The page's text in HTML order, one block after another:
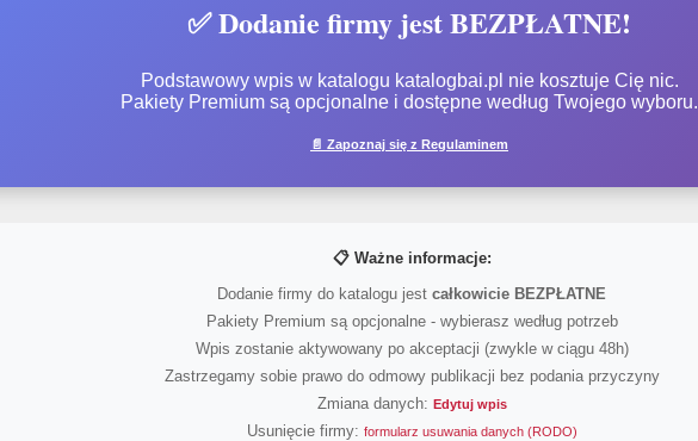
✅ Dodanie firmy jest BEZPŁATNE!
Podstawowy wpis w katalogu katalogbai.pl nie kosztuje Cię nic.
Pakiety Premium są opcjonalne i dostępne według Twojego wyboru.
📄 Zapoznaj się z Regulaminem
📋 Ważne informacje:
Dodanie firmy do katalogu jest całkowicie BEZPŁATNE
Pakiety Premium są opcjonalne - wybierasz według potrzeb
Wpis zostanie aktywowany po akceptacji (zwykle w ciągu 48h)
Zastrzegamy sobie prawo do odmowy publikacji bez podania przyczyny
Zmiana danych: Edytuj wpis
Usunięcie firmy: formularz usuwania danych (RODO)